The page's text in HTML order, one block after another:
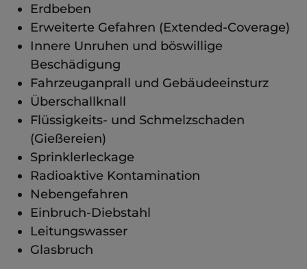
Erdbeben
Erweiterte Gefahren (Extended-Coverage)
Innere Unruhen und böswillige
Beschädigung
Fahrzeuganprall und Gebäudeeinsturz
Überschallknall
Flüssigkeits- und Schmelzschaden
(Gießereien)
Sprinklerleckage
Radioaktive Kontamination
Nebengefahren
Einbruch-Diebstahl
Leitungswasser
Glasbruch